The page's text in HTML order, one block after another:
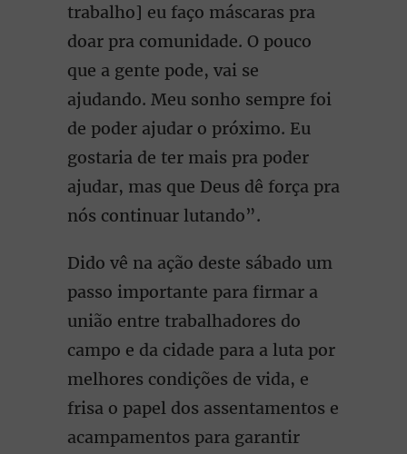
trabalho] eu faço máscaras pra
doar pra comunidade. O pouco
que a gente pode, vai se
ajudando. Meu sonho sempre foi
de poder ajudar o próximo. Eu
gostaria de ter mais pra poder
ajudar, mas que Deus dê força pra
nós continuar lutando”.
Dido vê na ação deste sábado um
passo importante para firmar a
união entre trabalhadores do
campo e da cidade para a luta por
melhores condições de vida, e
frisa o papel dos assentamentos e
acampamentos para garantir